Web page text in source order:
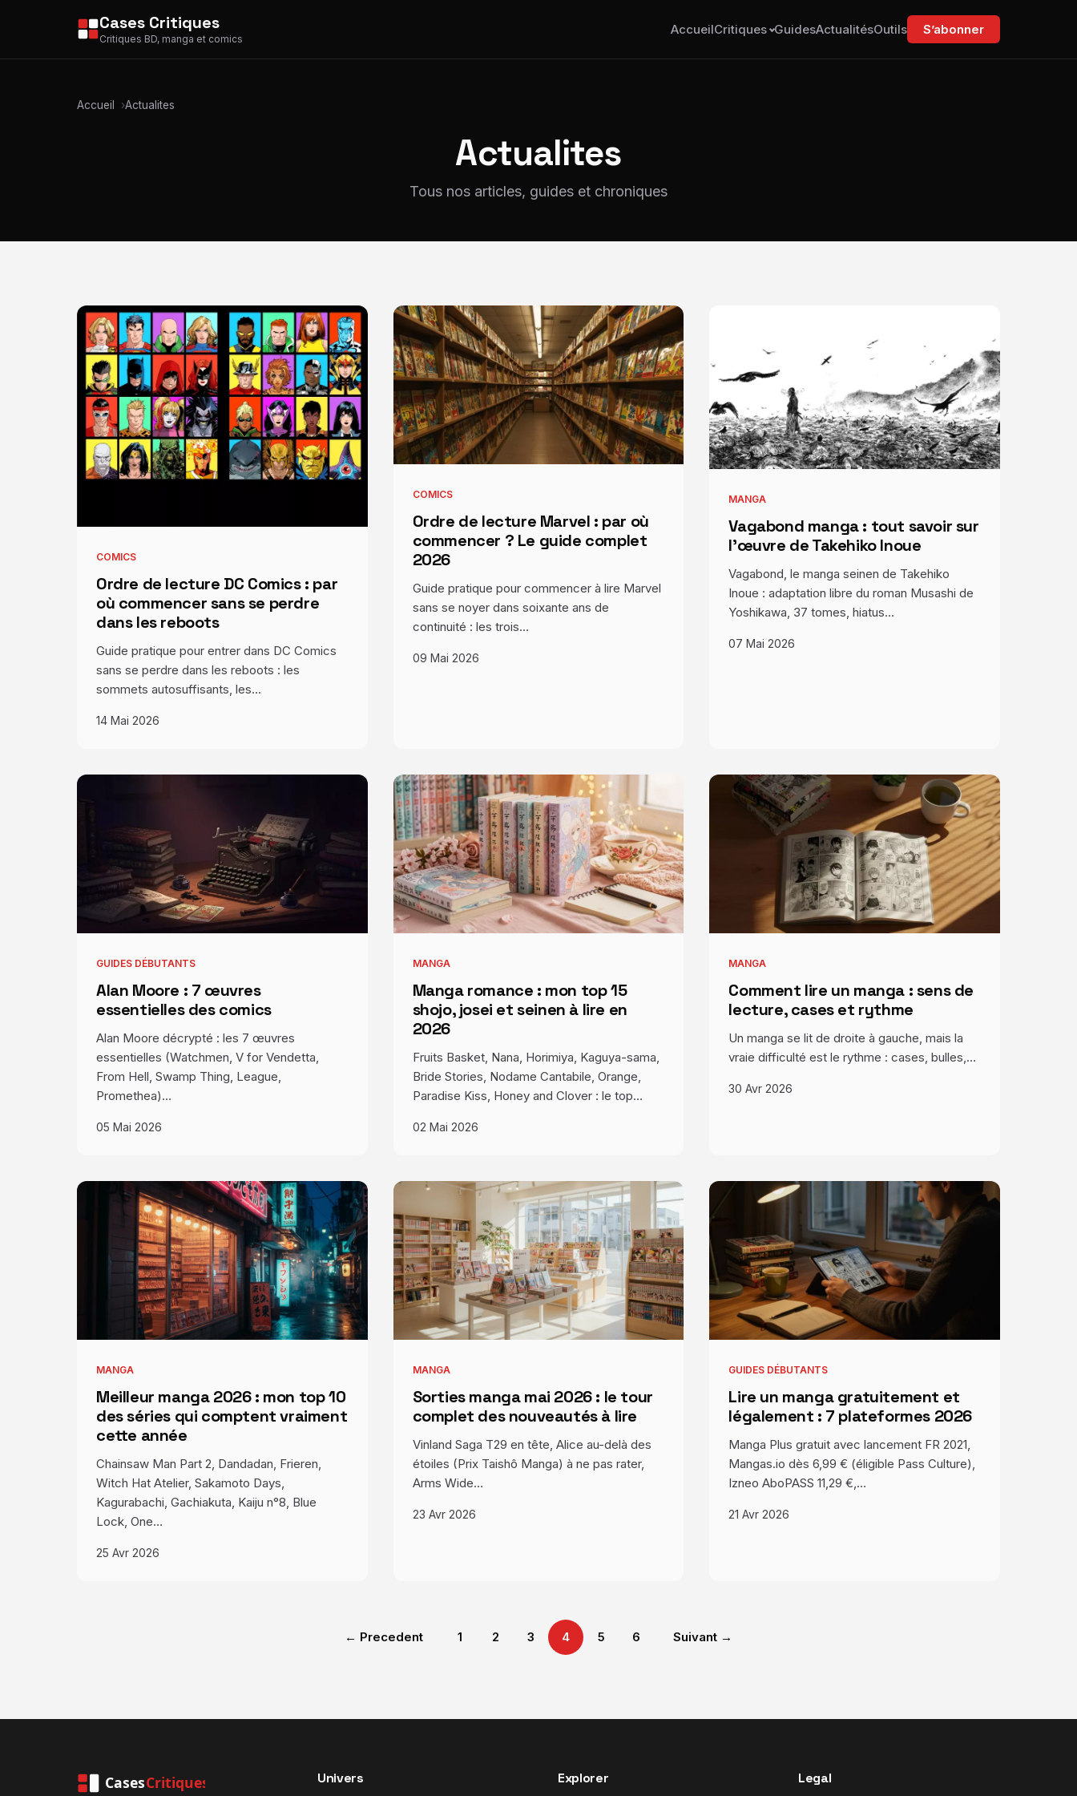
Cases Critiques
Critiques BD, manga et comics
AccueilCritiques GuidesActualitésOutils S’abonner
Accueil Actualites
Actualites
Tous nos articles, guides et chroniques
COMICS
Ordre de lecture DC Comics : par
où commencer sans se perdre
dans les reboots
Guide pratique pour entrer dans DC Comics
sans se perdre dans les reboots : les
sommets autosuffisants, les…
14 Mai 2026
COMICS
Ordre de lecture Marvel : par où
commencer ? Le guide complet
2026
Guide pratique pour commencer à lire Marvel
sans se noyer dans soixante ans de
continuité : les trois…
09 Mai 2026
MANGA
Vagabond manga : tout savoir sur
l’œuvre de Takehiko Inoue
Vagabond, le manga seinen de Takehiko
Inoue : adaptation libre du roman Musashi de
Yoshikawa, 37 tomes, hiatus…
07 Mai 2026
GUIDES DÉBUTANTS
Alan Moore : 7 œuvres
essentielles des comics
Alan Moore décrypté : les 7 œuvres
essentielles (Watchmen, V for Vendetta,
From Hell, Swamp Thing, League,
Promethea)…
05 Mai 2026
MANGA
Manga romance : mon top 15
shojo, josei et seinen à lire en
2026
Fruits Basket, Nana, Horimiya, Kaguya-sama,
Bride Stories, Nodame Cantabile, Orange,
Paradise Kiss, Honey and Clover : le top…
02 Mai 2026
MANGA
Comment lire un manga : sens de
lecture, cases et rythme
Un manga se lit de droite à gauche, mais la
vraie difficulté est le rythme : cases, bulles,…
30 Avr 2026
MANGA
Meilleur manga 2026 : mon top 10
des séries qui comptent vraiment
cette année
Chainsaw Man Part 2, Dandadan, Frieren,
Witch Hat Atelier, Sakamoto Days,
Kagurabachi, Gachiakuta, Kaiju n°8, Blue
Lock, One…
25 Avr 2026
MANGA
Sorties manga mai 2026 : le tour
complet des nouveautés à lire
Vinland Saga T29 en tête, Alice au-delà des
étoiles (Prix Taishô Manga) à ne pas rater,
Arms Wide…
23 Avr 2026
GUIDES DÉBUTANTS
Lire un manga gratuitement et
légalement : 7 plateformes 2026
Manga Plus gratuit avec lancement FR 2021,
Mangas.io dès 6,99 € (éligible Pass Culture),
Izneo AboPASS 11,29 €,…
21 Avr 2026
← Precedent 1 2 3 4 5 6 Suivant →
CasesCritiques Univers Explorer Legal